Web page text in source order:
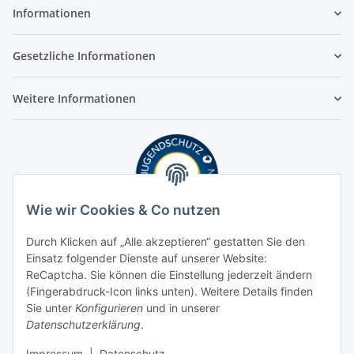
Informationen
Gesetzliche Informationen
Weitere Informationen
Wie wir Cookies & Co nutzen
Durch Klicken auf „Alle akzeptieren“ gestatten Sie den
Einsatz folgender Dienste auf unserer Website:
ReCaptcha. Sie können die Einstellung jederzeit ändern
(Fingerabdruck-Icon links unten). Weitere Details finden
Sie unter Konfigurieren und in unserer
Datenschutzerklärung.